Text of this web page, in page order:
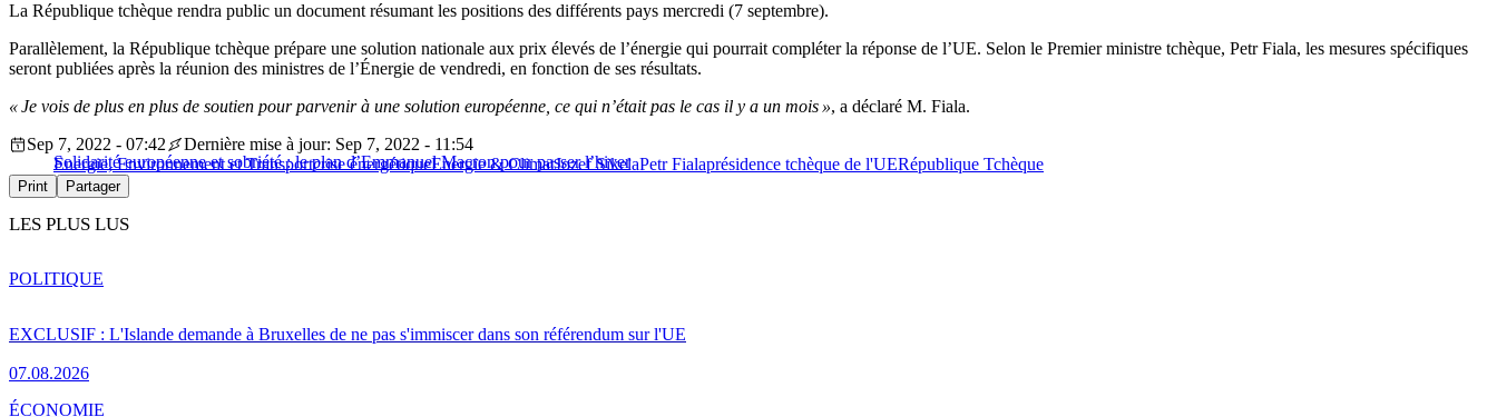
La République tchèque rendra public un document résumant les positions des différents pays mercredi (7 septembre).
Parallèlement, la République tchèque prépare une solution nationale aux prix élevés de l’énergie qui pourrait compléter la réponse de l’UE. Selon le Premier ministre tchèque, Petr Fiala, les mesures spécifiques
seront publiées après la réunion des ministres de l’Énergie de vendredi, en fonction de ses résultats.
« Je vois de plus en plus de soutien pour parvenir à une solution européenne, ce qui n’était pas le cas il y a un mois », a déclaré M. Fiala.
Solidarité européenne et sobriété : le plan d’Emmanuel Macron pour passer l’hiver
Sep 7, 2022 - 07:42
Dernière mise à jour: Sep 7, 2022 - 11:54
Energie, Environnement et Transportcrise énergétiqueEnergie & ClimatJozef SikelaPetr Fialaprésidence tchèque de l'UERépublique Tchèque
Print Partager
LES PLUS LUS
EXCLUSIF : L'Islande demande à Bruxelles de ne pas s'immiscer dans son référendum sur l'UE
07.08.2026
POLITIQUE
ÉCONOMIE